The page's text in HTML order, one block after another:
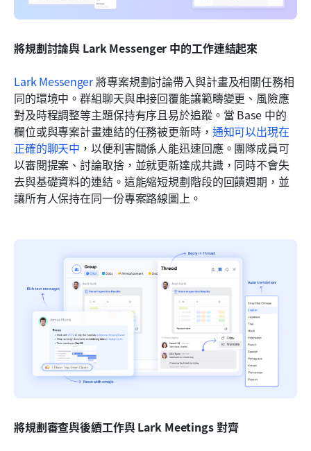
將規劃討論與 Lark Messenger 中的工作連結起來
Lark Messenger 將專案規劃討論帶入與計畫及相關任務相
同的環境中。群組聊天與串接回覆能讓範疇變更、風險應
對及時程調整等主題保持有序且易於追蹤。當 Base 中的
欄位或與專案計畫連結的任務被更新時， 通知可以出現在
正確的聊天中 ，以便利害關係人能迅速回應。團隊成員可
以審閱提案、討論取捨，並就更新達成共識，同時不會失
去與基礎資料的連結。這能縮短規劃階段的回饋週期，並
讓所有人保持在同一份專案路線圖上。
將規劃審查與後續工作與 Lark Meetings 對齊